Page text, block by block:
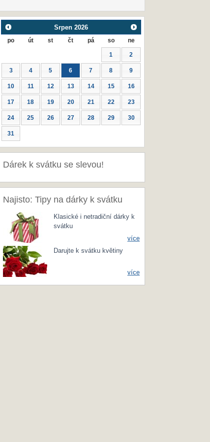
Srpen 2026
po út st čt pá so ne
1 2
3 4 5 6 7 8 9
10 11 12 13 14 15 16
17 18 19 20 21 22 23
24 25 26 27 28 29 30
31
Dárek k svátku se slevou!
Najisto: Tipy na dárky k svátku
Klasické i netradiční dárky k
svátku
více
Darujte k svátku květiny
více